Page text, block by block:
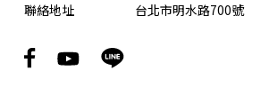
聯絡地址
台北市明水路700號